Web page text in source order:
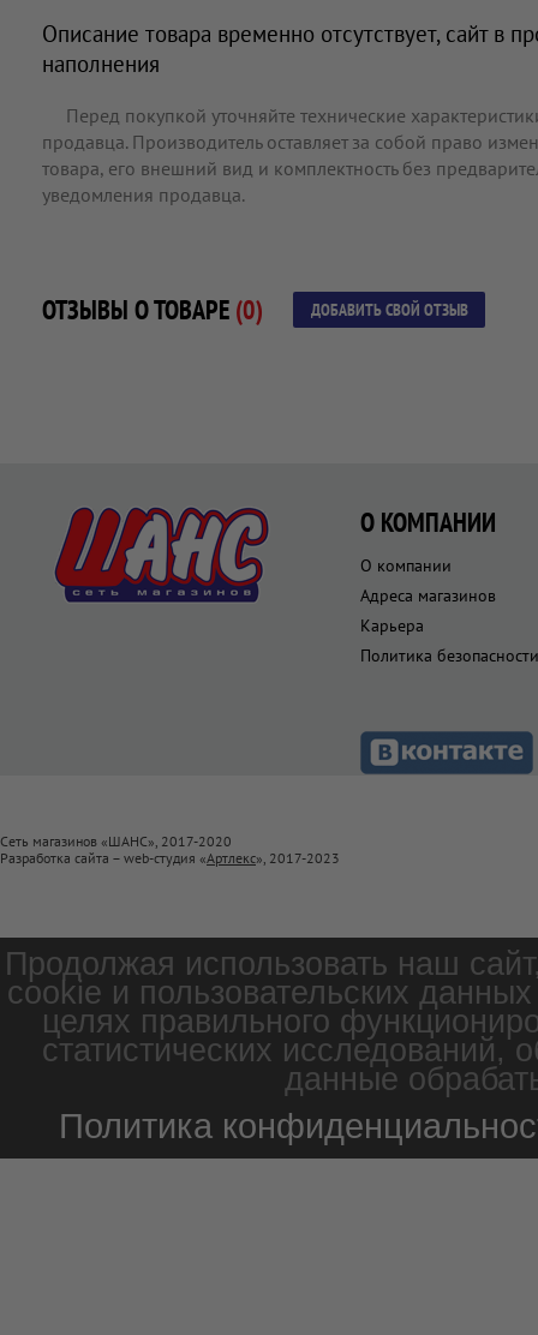
Описание товара временно отсутствует, сайт в
наполнения
Перед покупкой уточняйте технические
продавца. Производитель оставляет за собой право
товара, его внешний вид и комплектность без
уведомления продавца.
ОТЗЫВЫ О ТОВАРЕ (0) ДОБАВИТЬ СВОЙ ОТЗЫВ
О КОМПАНИИ
О компании
Адреса магазинов
Карьера
Политика безопасности
Сеть магазинов «ШАНС», 2017-2020
Разработка сайта – web-студия «Артлекс», 2017-2023
Продолжая использовать наш
cookie и пользовательских
целях правильного
статистических
данные
Политика